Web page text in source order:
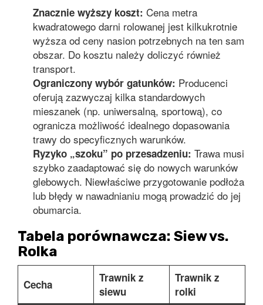
Znacznie wyższy koszt: Cena metra
kwadratowego darni rolowanej jest kilkukrotnie
wyższa od ceny nasion potrzebnych na ten sam
obszar. Do kosztu należy doliczyć również
transport.
Ograniczony wybór gatunków: Producenci
oferują zazwyczaj kilka standardowych
mieszanek (np. uniwersalną, sportową), co
ogranicza możliwość idealnego dopasowania
trawy do specyficznych warunków.
Ryzyko „szoku” po przesadzeniu: Trawa musi
szybko zaadaptować się do nowych warunków
glebowych. Niewłaściwe przygotowanie podłoża
lub błędy w nawadnianiu mogą prowadzić do jej
obumarcia.
Tabela porównawcza: Siew vs.
Rolka
Cecha
Trawnik z
siewu
Trawnik z
rolki